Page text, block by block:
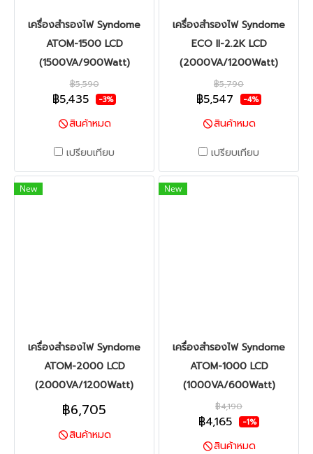
เครื่องสำรองไฟ Syndome
ATOM-1500 LCD
(1500VA/900Watt)
฿5,590
฿5,435 -3%
สินค้าหมด
เปรียบเทียบ
เครื่องสำรองไฟ Syndome
ECO II-2.2K LCD
(2000VA/1200Watt)
฿5,790
฿5,547 -4%
สินค้าหมด
เปรียบเทียบ
New
เครื่องสำรองไฟ Syndome
ATOM-2000 LCD
(2000VA/1200Watt)
฿6,705
สินค้าหมด
New
เครื่องสำรองไฟ Syndome
ATOM-1000 LCD
(1000VA/600Watt)
฿4,190
฿4,165 -1%
สินค้าหมด